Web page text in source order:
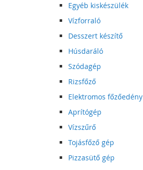
Egyéb kiskészülék
Vízforraló
Desszert készítő
Húsdaráló
Szódagép
Rizsfőző
Elektromos főzőedény
Aprítógép
Vízszűrő
Tojásfőző gép
Pizzasütő gép